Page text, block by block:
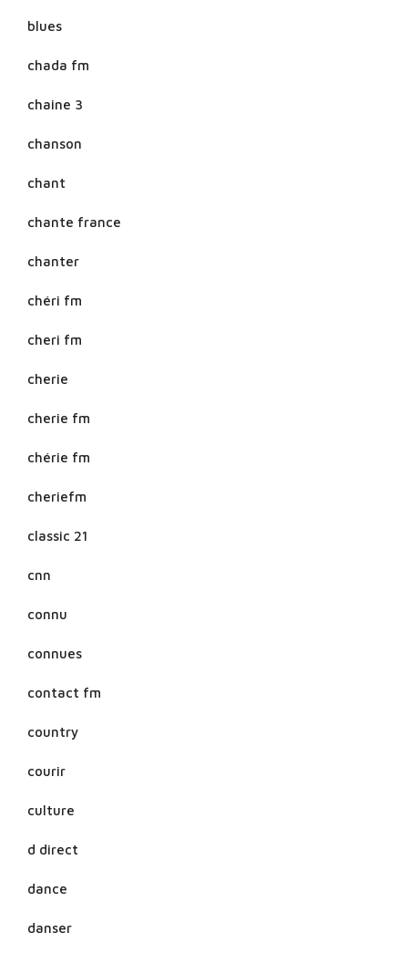
blues
chada fm
chaine 3
chanson
chant
chante france
chanter
chéri fm
cheri fm
cherie
cherie fm
chérie fm
cheriefm
classic 21
cnn
connu
connues
contact fm
country
courir
culture
d direct
dance
danser